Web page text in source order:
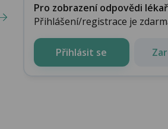
Pro zobrazení odpovědi
Přihlášení/registrace je
Přihlásit se